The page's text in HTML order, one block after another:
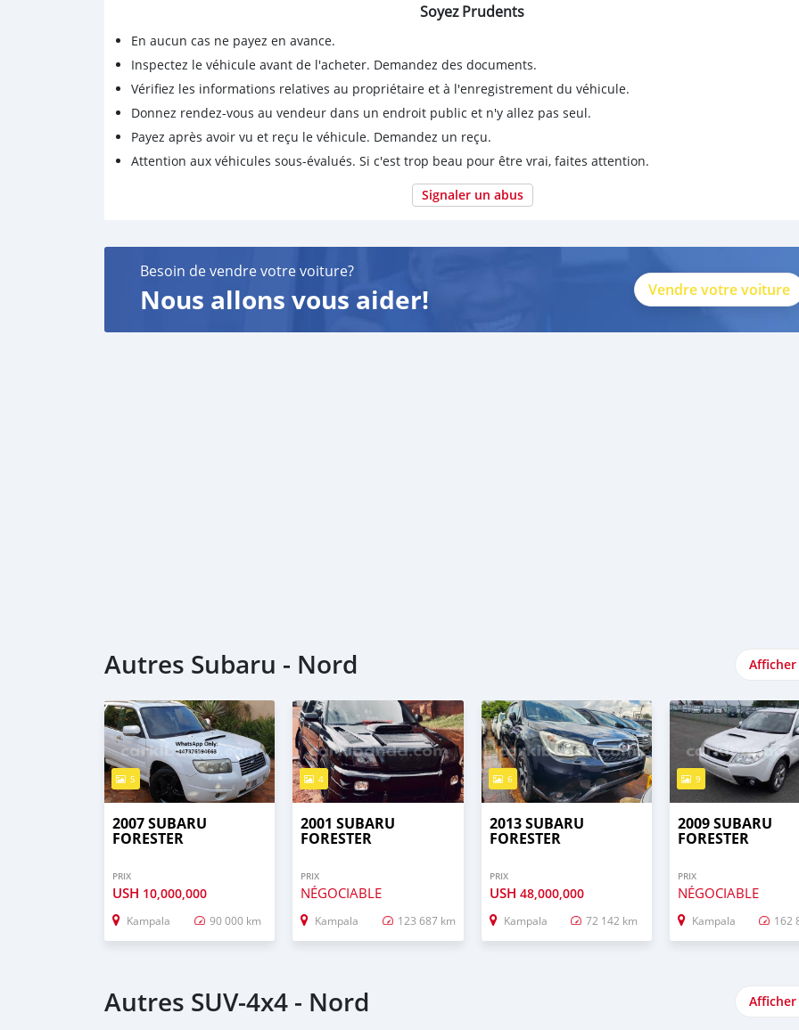
Soyez Prudents
En aucun cas ne payez en avance.
Inspectez le véhicule avant de l'acheter. Demandez des documents.
Vérifiez les informations relatives au propriétaire et à l'enregistrement du véhicule.
Donnez rendez-vous au vendeur dans un endroit public et n'y allez pas seul.
Payez après avoir vu et reçu le véhicule. Demandez un reçu.
Attention aux véhicules sous-évalués. Si c'est trop beau pour être vrai, faites attention.
Signaler un abus
Besoin de vendre votre voiture?
Nous allons vous aider! Vendre votre voiture
Autres Subaru - Nord
5
2007 SUBARU
FORESTER
PRIX
USH 10,000,000
Kampala 90 000 km
4
2001 SUBARU
FORESTER
PRIX
NÉGOCIABLE
Kampala 123 687 km
6
2013 SUBARU
FORESTER
PRIX
USH 48,000,000
Kampala 72 142 km
9
2009 SUBARU
FORESTER
PRIX
NÉGOCIABLE
Kampala 162
Autres SUV‒4x4 - Nord